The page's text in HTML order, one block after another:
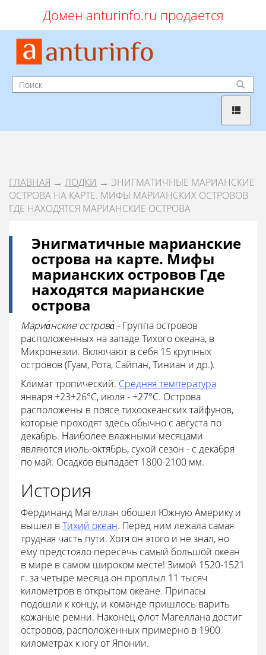
Домен anturinfo.ru продается
ГЛАВНАЯ → ЛОДКИ → ЭНИГМАТИЧНЫЕ МАРИАНСКИЕ
ОСТРОВА НА КАРТЕ. МИФЫ МАРИАНСКИХ ОСТРОВОВ
ГДЕ НАХОДЯТСЯ МАРИАНСКИЕ ОСТРОВА
Энигматичные марианские
острова на карте. Мифы
марианских островов Где
находятся марианские
острова
Мариа́нские острова́- Группа островов
расположенных на западе Тихого океана, в
Микронезии. Включают в себя 15 крупных
островов (Гуам, Рота, Сайпан, Тиниан и др.).
Климат тропический. Средняя температура
января +23+26°С, июля - +27°С. Острова
расположены в поясе тихоокеанских тайфунов,
которые проходят здесь обычно с августа по
декабрь. Наиболее влажными месяцами
являются июль-октябрь, сухой сезон - с декабря
по май. Осадков выпадает 1800-2100 мм.
История
Фердинанд Магеллан обошел Южную Америку и
вышел вТихий океан. Перед ним лежала самая
трудная часть пути. Хотя он этого и не знал, но
ему предстояло пересечь самый большой океан
в мире в самом широком месте! Зимой 1520-1521
г. за четыре месяца он проплыл 11 тысяч
километров в открытом океане. Припасы
подошли к концу, и команде пришлось варить
кожаные ремни. Наконец флот Магеллана достиг
островов, расположенных примерно в 1900
километрах к югу от Японии.